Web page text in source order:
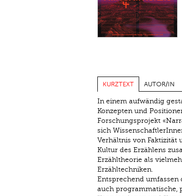
KURZTEXT AUTOR/IN
In einem aufwändig
Konzepten und
Forschungsprojekt
sich
Verhältnis von Faktizität
Kultur des Erzählens
Erzähltheorie als
Erzähltechniken.
Entsprechend umfassen
auch programmatische,